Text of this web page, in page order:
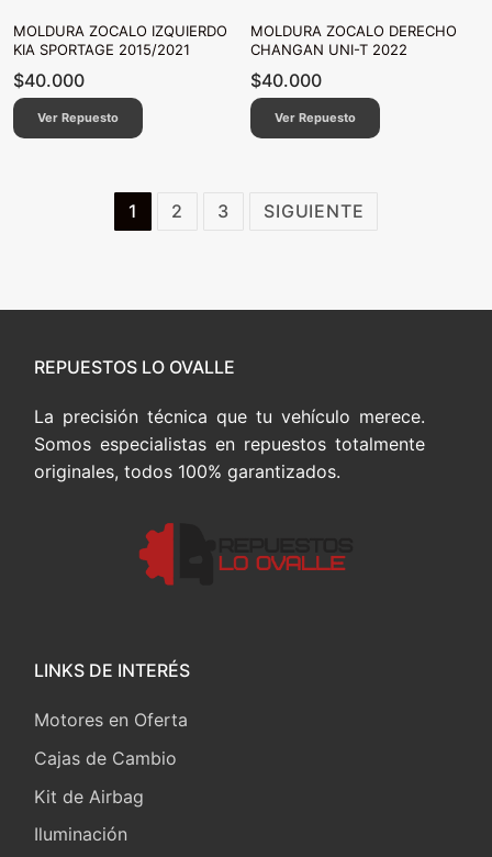
MOLDURA ZOCALO IZQUIERDO
KIA SPORTAGE 2015/2021
$40.000
Ver Repuesto
MOLDURA ZOCALO DERECHO
CHANGAN UNI-T 2022
$40.000
Ver Repuesto
Paginación
1 2 3 SIGUIENTE
REPUESTOS LO OVALLE
La precisión técnica que tu vehículo merece.
Somos especialistas en repuestos totalmente
originales, todos 100% garantizados.
LINKS DE INTERÉS
Motores en Oferta
Cajas de Cambio
Kit de Airbag
Iluminación